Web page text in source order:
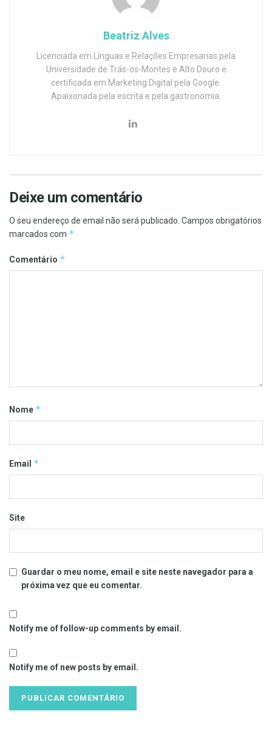
Beatriz Alves
Licenciada em Línguas e Relações Empresarias pela
Universidade de Trás-os-Montes e Alto Douro e
certificada em Marketing Digital pela Google.
Apaixonada pela escrita e pela gastronomia.
Deixe um comentário
O seu endereço de email não será publicado. Campos obrigatórios
marcados com *
Comentário *
Nome *
Email *
Site
Guardar o meu nome, email e site neste navegador para a
próxima vez que eu comentar.
Notify me of follow-up comments by email.
Notify me of new posts by email.